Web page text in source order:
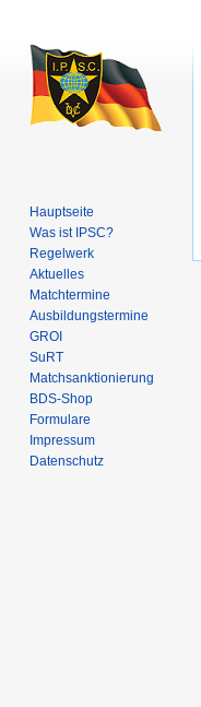
Hauptseite
Was ist IPSC?
Regelwerk
Aktuelles
Matchtermine
Ausbildungs­termine
GROI
SuRT
Match­sanktionierung
BDS-Shop
Formulare
Impressum
Datenschutz